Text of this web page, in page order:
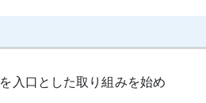
を入口とした取り組みを始め